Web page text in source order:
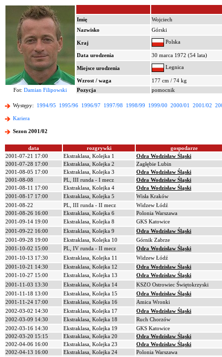
Imię
Wojciech
Nazwisko
Górski
Kraj Polska
Data urodzenia 30 marca 1972 (54 lata)
Miejsce urodzenia Legnica
Wzrost / waga
177 cm / 74 kg
Fot: Damian Filipowski Pozycja pomocnik
Występy: 1994/95 1995/96 1996/97 1997/98 1998/99 1999/00 2000/01 2001/02
Kariera
Sezon 2001/02
data rozgrywki
gospodarze
2001-07-21 17:00
Ekstraklasa, Kolejka 1
Odra Wodzisław Śląski
2001-07-28 17:00
Ekstraklasa, Kolejka 2
Zagłębie Lubin
2001-08-05 17:00
Ekstraklasa, Kolejka 3
Odra Wodzisław Śląski
2001-08-08
PL, III runda - I mecz
Odra Wodzisław Śląski
2001-08-11 17:00
Ekstraklasa, Kolejka 4
Odra Wodzisław Śląski
2001-08-17 17:00
Ekstraklasa, Kolejka 5
Wisła Kraków
2001-08-22
PL, III runda - II mecz
Widzew Łódź
2001-08-26 16:00
Ekstraklasa, Kolejka 6
Polonia Warszawa
2001-09-14 19:00
Ekstraklasa, Kolejka 8
GKS Katowice
2001-09-22 16:00
Ekstraklasa, Kolejka 9
Odra Wodzisław Śląski
2001-09-28 19:00
Ekstraklasa, Kolejka 10
Górnik Zabrze
2001-10-02 15:00
PL, IV runda - II mecz
Odra Wodzisław Śląski
2001-10-13 17:30
Ekstraklasa, Kolejka 11
Widzew Łódź
2001-10-21 14:30
Ekstraklasa, Kolejka 12
Odra Wodzisław Śląski
2001-10-27 15:00
Ekstraklasa, Kolejka 13
Odra Wodzisław Śląski
2001-11-03 13:30
Ekstraklasa, Kolejka 14
KSZO Ostrowiec Świętokrzyski
2001-11-18 13:00
Ekstraklasa, Kolejka 15
Odra Wodzisław Śląski
2001-11-24 17:00
Ekstraklasa, Kolejka 16
Amica Wronki
2002-03-02 14:30
Ekstraklasa, Kolejka 17
Odra Wodzisław Śląski
2002-03-09 14:30
Ekstraklasa, Kolejka 18
Ruch Chorzów
2002-03-16 14:30
Ekstraklasa, Kolejka 19
GKS Katowice
2002-03-20 15:15
Ekstraklasa, Kolejka 20
Odra Wodzisław Śląski
2002-04-06 16:00
Ekstraklasa, Kolejka 23
Odra Wodzisław Śląski
2002-04-13 16:00
Ekstraklasa, Kolejka 24
Polonia Warszawa